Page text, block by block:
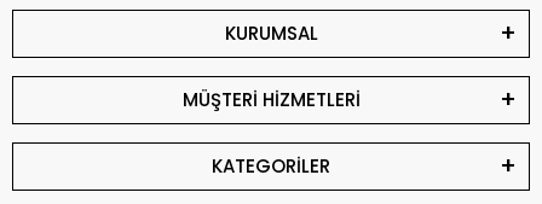
KURUMSAL
MÜŞTERİ HİZMETLERİ
KATEGORİLER